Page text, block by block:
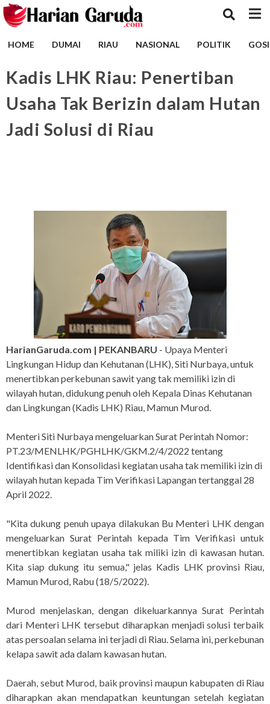
HOME DUMAI RIAU NASIONAL POLITIK
Kadis LHK Riau: Penertiban
Usaha Tak Berizin dalam Hutan
Jadi Solusi di Riau
HarianGaruda.com | PEKANBARU - Upaya Menteri
Lingkungan Hidup dan Kehutanan (LHK), Siti Nurbaya, untuk
menertibkan perkebunan sawit yang tak memiliki izin di
wilayah hutan, didukung penuh oleh Kepala Dinas Kehutanan
dan Lingkungan (Kadis LHK) Riau, Mamun Murod.
Menteri Siti Nurbaya mengeluarkan Surat Perintah Nomor:
PT.23/MENLHK/PGHLHK/GKM.2/4/2022 tentang
Identifikasi dan Konsolidasi kegiatan usaha tak memiliki izin di
wilayah hutan kepada Tim Verifikasi Lapangan tertanggal 28
April 2022.
"Kita dukung penuh upaya dilakukan Bu Menteri LHK dengan
mengeluarkan Surat Perintah kepada Tim Verifikasi untuk
menertibkan kegiatan usaha tak miliki izin di kawasan hutan.
Kita siap dukung itu semua," jelas Kadis LHK provinsi Riau,
Mamun Murod, Rabu (18/5/2022).
Murod menjelaskan, dengan dikeluarkannya Surat Perintah
dari Menteri LHK tersebut diharapkan menjadi solusi terbaik
atas persoalan selama ini terjadi di Riau. Selama ini, perkebunan
kelapa sawit ada dalam kawasan hutan.
Daerah, sebut Murod, baik provinsi maupun kabupaten di Riau
diharapkan akan mendapatkan keuntungan setelah kegiatan